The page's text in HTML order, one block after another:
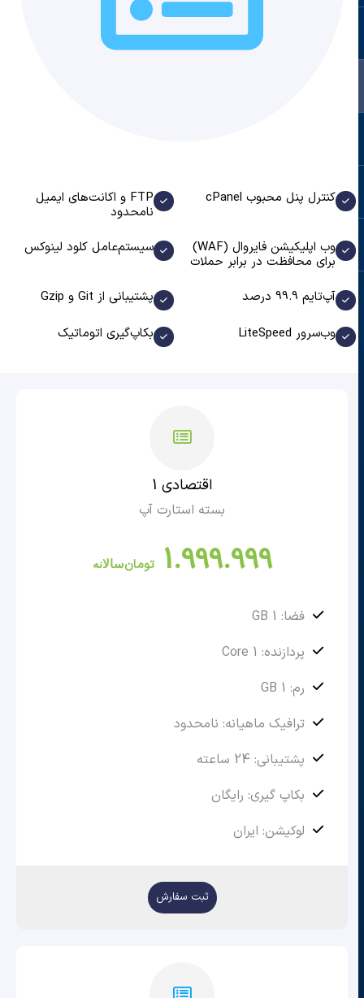
کنترل پنل محبوب cPanel FTP و اکانت‌های ایمیل
نامحدود
وب اپلیکیشن فایروال (WAF)
برای محافظت در برابر حملات
سیستم‌عامل کلود لینوکس
آپ‌تایم 99.9 درصد
پشتیبانی از Git و Gzip
وب‌سرور LiteSpeed
بکاپ‌گیری اتوماتیک
اقتصادی 1
بسته استارت آپ
1.999.999 تومانسالانه
فضا: 1 GB
پردازنده: 1 Core
رم: 1 GB
ترافیک ماهیانه: نامحدود
پشتیبانی: 24 ساعته
بکاپ گیری: رایگان
لوکیشن: ایران
ثبت سفارش